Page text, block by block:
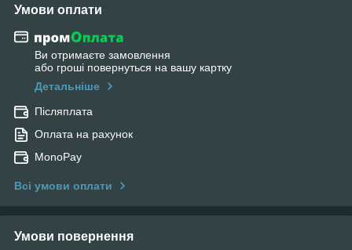
Умови оплати
Ви отримаєте замовлення
або гроші повернуться на вашу картку
Детальніше
Післяплата
Оплата на рахунок
MonoPay
Всі умови оплати
Умови повернення